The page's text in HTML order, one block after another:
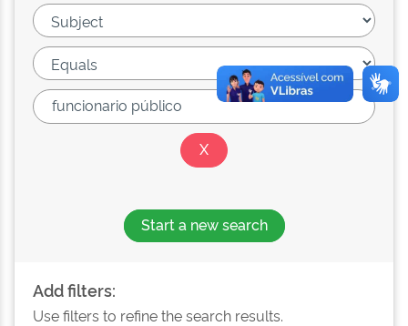
Start a new search
Add filters:
Use filters to refine the search results.